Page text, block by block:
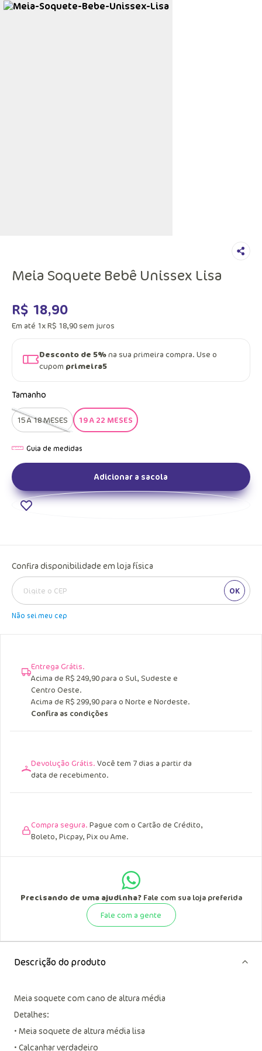
Meia Soquete Bebê Unissex Lisa
R$ 18,90
Em até 1xR$ 18,90 sem juros
Desconto de 5%na sua primeira compra. Use o
cupom primeira5
Tamanho
15 A 18 MESES 19 A 22 MESES
Adicionar a sacola
Confira disponibilidade em loja física
OK
Não sei meu cep
Entrega Grátis.
Acima de R$ 249,90 para o Sul, Sudeste e
Centro Oeste.
Acima de R$ 299,90 para o Norte e Nordeste.
Confira as condições
Devolução Grátis. Você tem 7 dias a partir da
data de recebimento.
Compra segura. Pague com o Cartão de Crédito,
Boleto, Picpay, Pix ou Ame.
Precisando de uma ajudinha?Fale com sua loja preferida
Fale com a gente
Descrição do produto
Meia soquete com cano de altura média
Detalhes:
• Meia soquete de altura média lisa
• Calcanhar verdadeiro